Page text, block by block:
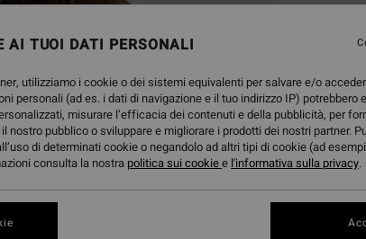
AI TUOI DATI PERSONALI
utilizziamo i cookie o dei sistemi equivalenti per salvare e/o
personali (ad es. i dati di navigazione e il tuo indirizzo IP) potrebbero
misurare l’efficacia dei contenuti e della pubblicità, per
nostro pubblico o sviluppare e migliorare i prodotti dei nostri partner.
di determinati cookie o negandolo ad altri tipi di cookie (ad
consulta la nostra politica sui cookiee l'informativa sulla privacy.